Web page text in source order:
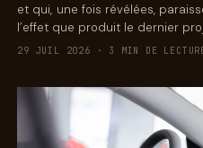
et qui, une fois révélées,
l’effet que produit le dernier
29 JUIL 2026 · 3 MIN DE LECTURE